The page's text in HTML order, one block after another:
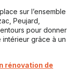
sur l’ensemble
Peujard,
pour donner
grâce à un
rénovation de